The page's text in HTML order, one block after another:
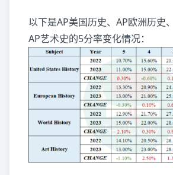
以下是AP美国历史、AP欧洲历史
AP艺术史的5分率变化情况：